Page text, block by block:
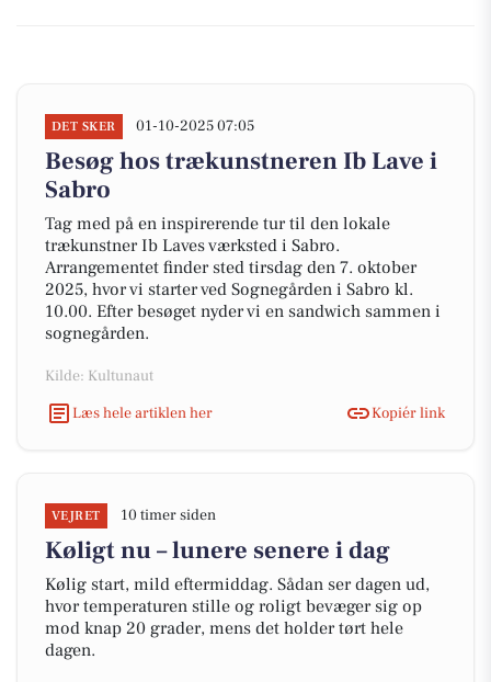
DET SKER 01-10-2025 07:05
Besøg hos trækunstneren Ib Lave i
Sabro
Tag med på en inspirerende tur til den lokale
trækunstner Ib Laves værksted i Sabro.
Arrangementet finder sted tirsdag den 7. oktober
2025, hvor vi starter ved Sognegården i Sabro kl.
10.00. Efter besøget nyder vi en sandwich sammen i
sognegården.
Kilde: Kultunaut
Læs hele artiklen her
Kopiér link
VEJRET 10 timer siden
Køligt nu – lunere senere i dag
Kølig start, mild eftermiddag. Sådan ser dagen ud,
hvor temperaturen stille og roligt bevæger sig op
mod knap 20 grader, mens det holder tørt hele
dagen.